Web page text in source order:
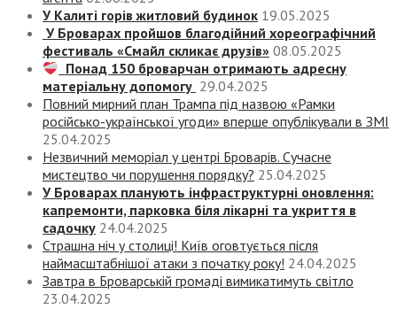
У Калиті горів житловий будинок 19.05.2025
У Броварах пройшов благодійний хореографічний
фестиваль «Смайл скликає друзів» 08.05.2025
Понад 150 броварчан отримають адресну
матеріальну допомогу 29.04.2025
Повний мирний план Трампа під назвою «‎Рамки
російсько-української угоди» вперше опублікували в ЗМІ
25.04.2025
Незвичний меморіал у центрі Броварів. Сучасне
мистецтво чи порушення порядку? 25.04.2025
У Броварах планують інфраструктурні оновлення:
капремонти, парковка біля лікарні та укриття в
садочку 24.04.2025
Страшна ніч у столиці! Київ оговтується після
наймасштабнішої атаки з початку року! 24.04.2025
Завтра в Броварській громаді вимикатимуть світло
23.04.2025